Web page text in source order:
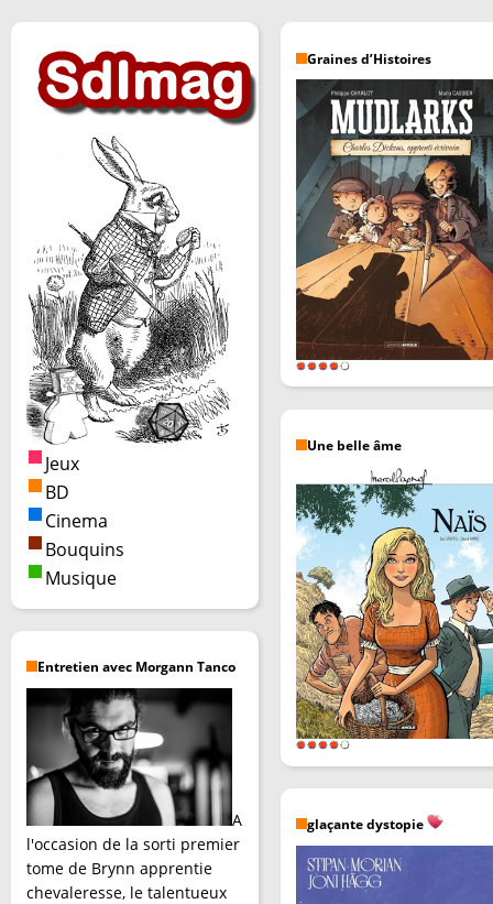
Jeux
BD
Cinema
Bouquins
Musique
Entretien avec Morgann Tanco
A
l'occasion de la sorti premier
tome de Brynn apprentie
chevaleresse, le talentueux
Graines d’Histoires
Une belle âme
glaçante dystopie